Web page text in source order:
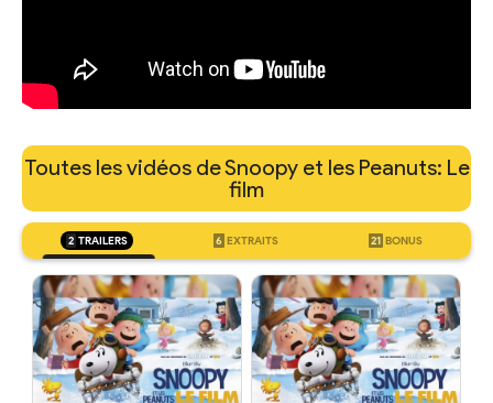
Toutes les vidéos de Snoopy et les Peanuts: Le
film
2 TRAILERS 6 EXTRAITS 21 BONUS